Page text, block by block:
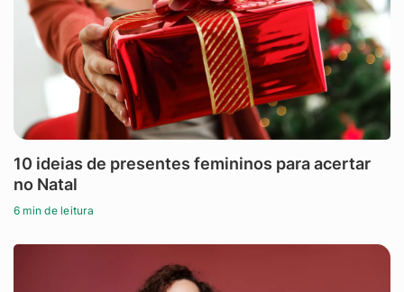
10 ideias de presentes femininos para acertar
no Natal
6 min de leitura